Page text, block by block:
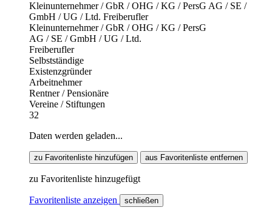
Kleinunternehmer / GbR / OHG / KG / PersG AG / SE /
GmbH / UG / Ltd. Freiberufler
Kleinunternehmer / GbR / OHG / KG / PersG
AG / SE / GmbH / UG / Ltd.
Freiberufler
Selbstständige
Existenzgründer
Arbeitnehmer
Rentner / Pensionäre
Vereine / Stiftungen
32
Daten werden geladen...
zu Favoritenliste hinzufügen aus Favoritenliste entfernen
zu Favoritenliste hinzugefügt
Favoritenliste anzeigen schließen